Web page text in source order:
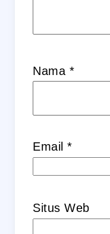
Nama *
Email *
Situs Web